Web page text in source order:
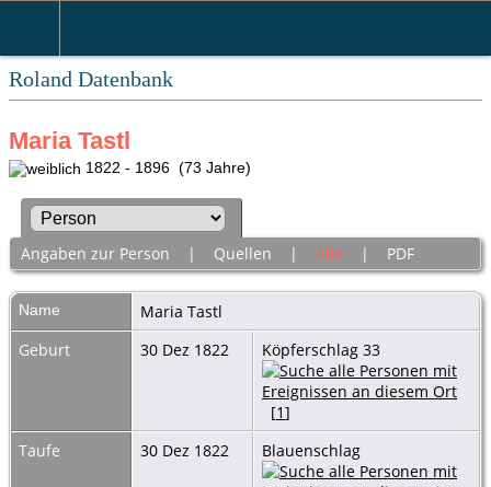
Roland Datenbank
Maria Tastl
1822 - 1896 (73 Jahre)
Angaben zur Person | Quellen | Alle | PDF
Name Maria Tastl
Geburt
30 Dez 1822 Köpferschlag 33
[1]
Taufe
30 Dez 1822 Blauenschlag